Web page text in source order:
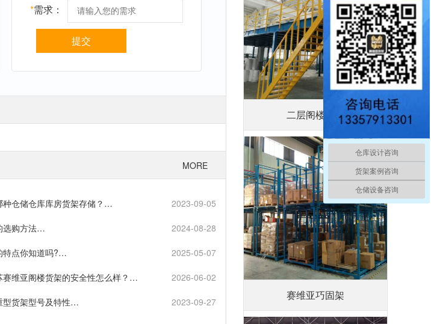
*需求：
提交
MORE
种仓储仓库库房货架存储？… 2023-09-05
选购方法… 2024-08-28
特点你知道吗?… 2025-05-07
赛维亚阁楼货架的安全性怎么样？… 2026-06-02
型货架型号及特性… 2023-09-27
二层阁楼平台
赛维亚巧固架
仓库设计咨询
货架案例咨询
仓储设备咨询